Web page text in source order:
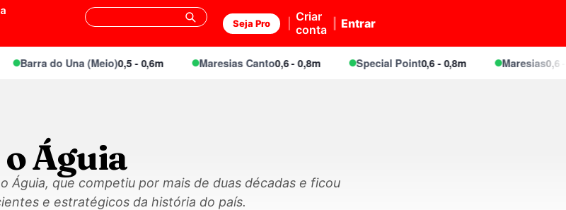
Seja Pro
Criar
conta
Entrar
do Una (Meio)0,5 - 0,6m Maresias Canto0,6 - 0,8m Special Point0,6 - 0,8m Maresias0,6 - 0,8m
Águia
Águia, que competiu por mais de duas décadas e ficou
e estratégicos da história do país.